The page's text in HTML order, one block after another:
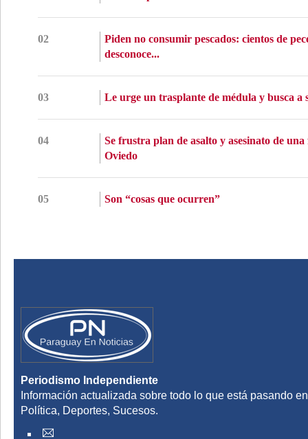
02
Piden no consumir pescados: cientos de
desconoce...
03 Le urge un trasplante de médula y busca a
04
Se frustra plan de asalto y asesinato de
Oviedo
05 Son “cosas que ocurren”
Periodismo Independiente
Información actualizada sobre todo lo que está pasando
Política, Deportes, Sucesos.